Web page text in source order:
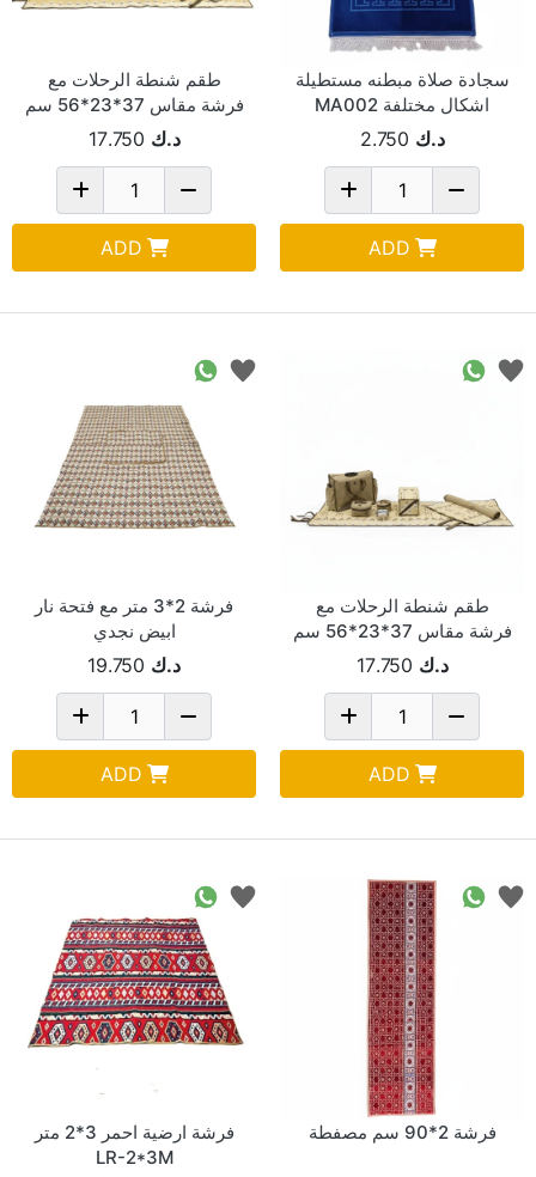
سجادة صلاة مبطنه مستطيلة
اشكال مختلفة MA002
د.ك 2.750
ADD
طقم شنطة الرحلات مع
فرشة مقاس 37*23*56 سم
بني فاتح 101982
د.ك 17.750
ADD
طقم شنطة الرحلات مع
فرشة مقاس 37*23*56 سم
بيج 101982
د.ك 17.750
ADD
فرشة 2*3 متر مع فتحة نار
ابيض نجدي
د.ك 19.750
ADD
فرشة 2*90 سم مصفطة
فرشة ارضية احمر 3*2 متر
LR-2*3M